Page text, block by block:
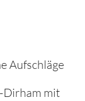
Aufschläge
Dirham mit